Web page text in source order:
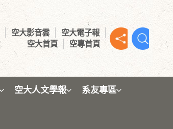
空大影音雲
空大電子報
空大首頁
空專首頁
空大人文學報 系友專區